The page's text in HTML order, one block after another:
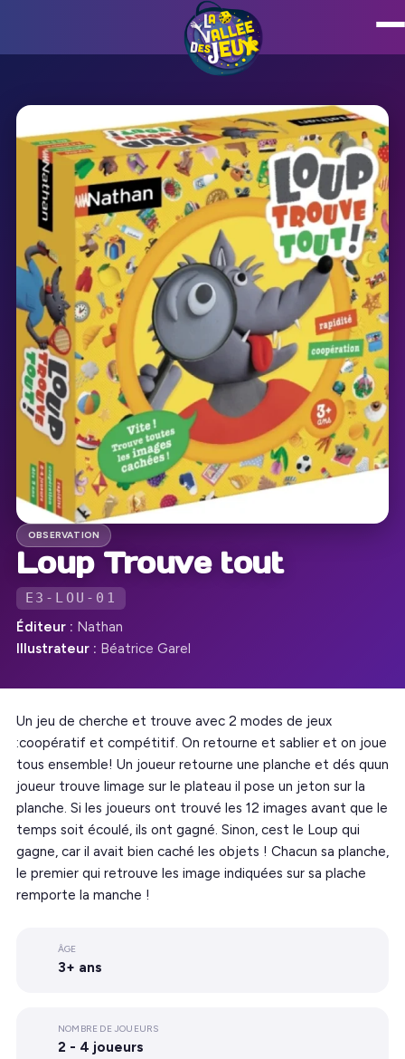
OBSERVATION
Loup Trouve tout
E3-LOU-01
Éditeur : Nathan
Illustrateur : Béatrice Garel
Un jeu de cherche et trouve avec 2 modes de jeux
:coopératif et compétitif. On retourne et sablier et on joue
tous ensemble! Un joueur retourne une planche et dés quun
joueur trouve limage sur le plateau il pose un jeton sur la
planche. Si les joueurs ont trouvé les 12 images avant que le
temps soit écoulé, ils ont gagné. Sinon, cest le Loup qui
gagne, car il avait bien caché les objets ! Chacun sa planche,
le premier qui retrouve les image indiquées sur sa plache
remporte la manche !
ÂGE
3+ ans
NOMBRE DE JOUEURS
2 - 4 joueurs